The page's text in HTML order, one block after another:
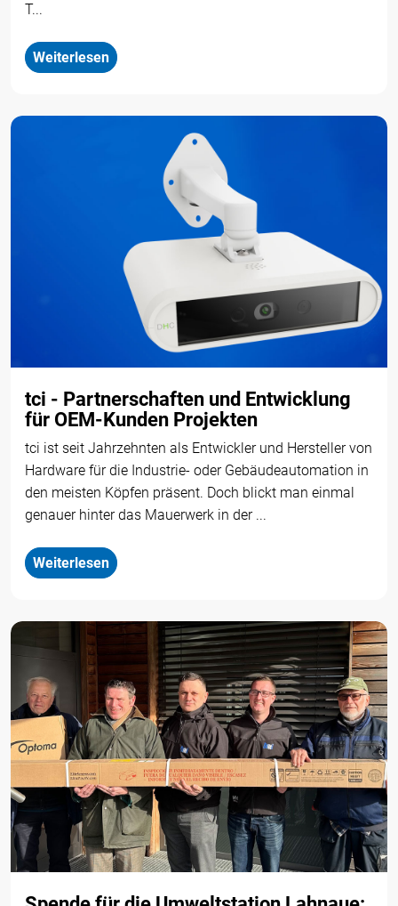
T...
Weiterlesen
tci - Partnerschaften und Entwicklung
für OEM-Kunden Projekten
tci ist seit Jahrzehnten als Entwickler und Hersteller von
Hardware für die Industrie- oder Gebäudeautomation in
den meisten Köpfen präsent. Doch blickt man einmal
genauer hinter das Mauerwerk in der ...
Weiterlesen